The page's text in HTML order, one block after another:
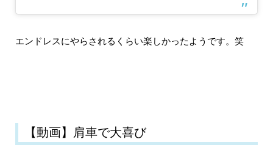
エンドレスにやらされるくらい楽しかったようです。笑
【動画】肩車で大喜び